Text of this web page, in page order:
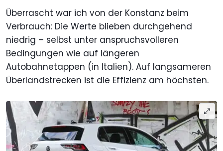
Überrascht war ich von der Konstanz beim
Verbrauch: Die Werte blieben durchgehend
niedrig – selbst unter anspruchsvolleren
Bedingungen wie auf längeren
Autobahnetappen (in Italien). Auf langsameren
Überlandstrecken ist die Effizienz am höchsten.